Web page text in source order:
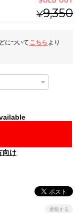
¥9,350
について こちら より
向け
通報する